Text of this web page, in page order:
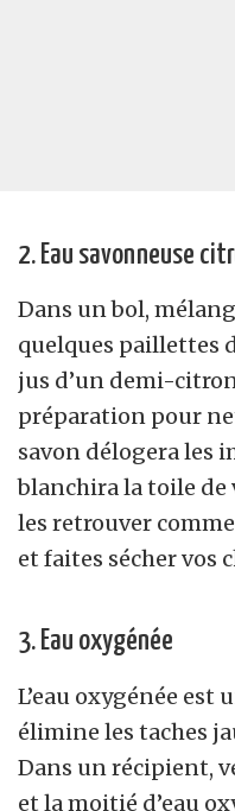
2. Eau savonneuse
Dans un bol,
quelques paillettes
jus d’un demi-
préparation pour
savon délogera les
blanchira la toile de
les retrouver
et faites sécher vos
3. Eau oxygénée
L’eau oxygénée est
élimine les taches
Dans un récipient,
et la moitié d’eau